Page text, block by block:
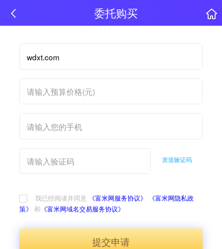
委托购买
发送验证码
我已经阅读并同意 《富米网服务协议》
《富米网隐私政
策》 和 《富米网域名交易服务协议》
提交申请